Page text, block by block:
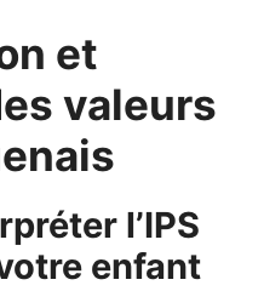
et
valeurs
l’IPS
enfant